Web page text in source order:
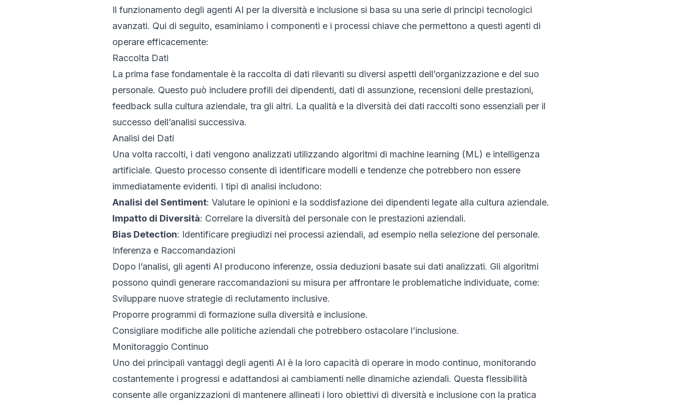
Il funzionamento degli agenti AI per la diversità e inclusione si basa su una serie di principi tecnologici
avanzati. Qui di seguito, esaminiamo i componenti e i processi chiave che permettono a questi agenti di
operare efficacemente:
Raccolta Dati
La prima fase fondamentale è la raccolta di dati rilevanti su diversi aspetti dell’organizzazione e del suo
personale. Questo può includere profili dei dipendenti, dati di assunzione, recensioni delle prestazioni,
feedback sulla cultura aziendale, tra gli altri. La qualità e la diversità dei dati raccolti sono essenziali per il
successo dell’analisi successiva.
Analisi dei Dati
Una volta raccolti, i dati vengono analizzati utilizzando algoritmi di machine learning (ML) e intelligenza
artificiale. Questo processo consente di identificare modelli e tendenze che potrebbero non essere
immediatamente evidenti. I tipi di analisi includono:
Analisi del Sentiment: Valutare le opinioni e la soddisfazione dei dipendenti legate alla cultura aziendale.
Impatto di Diversità: Correlare la diversità del personale con le prestazioni aziendali.
Bias Detection: Identificare pregiudizi nei processi aziendali, ad esempio nella selezione del personale.
Inferenza e Raccomandazioni
Dopo l’analisi, gli agenti AI producono inferenze, ossia deduzioni basate sui dati analizzati. Gli algoritmi
possono quindi generare raccomandazioni su misura per affrontare le problematiche individuate, come:
Sviluppare nuove strategie di reclutamento inclusive.
Proporre programmi di formazione sulla diversità e inclusione.
Consigliare modifiche alle politiche aziendali che potrebbero ostacolare l’inclusione.
Monitoraggio Continuo
Uno dei principali vantaggi degli agenti AI è la loro capacità di operare in modo continuo, monitorando
costantemente i progressi e adattandosi ai cambiamenti nelle dinamiche aziendali. Questa flessibilità
consente alle organizzazioni di mantenere allineati i loro obiettivi di diversità e inclusione con la pratica